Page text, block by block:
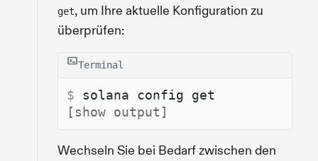
get, um Ihre aktuelle Konfiguration zu
überprüfen:
Terminal
$ solana config get
[show output]
Wechseln Sie bei Bedarf zwischen den